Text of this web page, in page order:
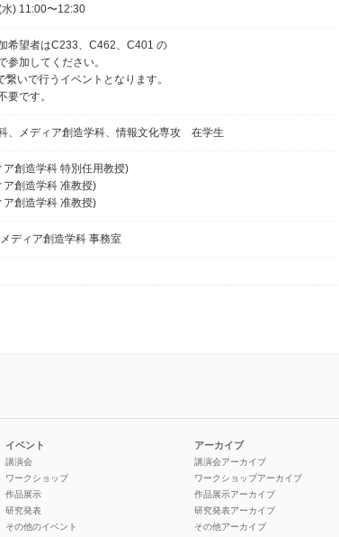
) 11:00〜12:30
希望者はC233、C462、C401 の
参加してください。
繋いで行うイベントとなります。
要です。
、メディア創造学科、情報文化専攻 在学生
ア創造学科 特別任用教授)
ア創造学科 准教授)
ア創造学科 准教授)
ディア創造学科 事務室
イベント
講演会
ワークショップ
作品展示
研究発表
その他のイベント
アーカイブ
講演会アーカイブ
ワークショップアーカイブ
作品展示アーカイブ
研究発表アーカイブ
その他アーカイブ